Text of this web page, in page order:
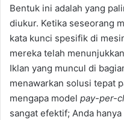
Bentuk ini adalah yang
diukur. Ketika seseorang
kata kunci spesifik di
mereka telah
Iklan yang muncul di
menawarkan solusi tepat
mengapa model pay-per-
sangat efektif; Anda